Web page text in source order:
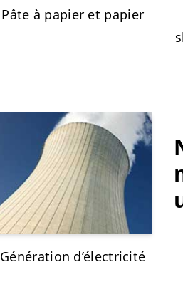
Pâte à papier et papier
Génération d’électricité